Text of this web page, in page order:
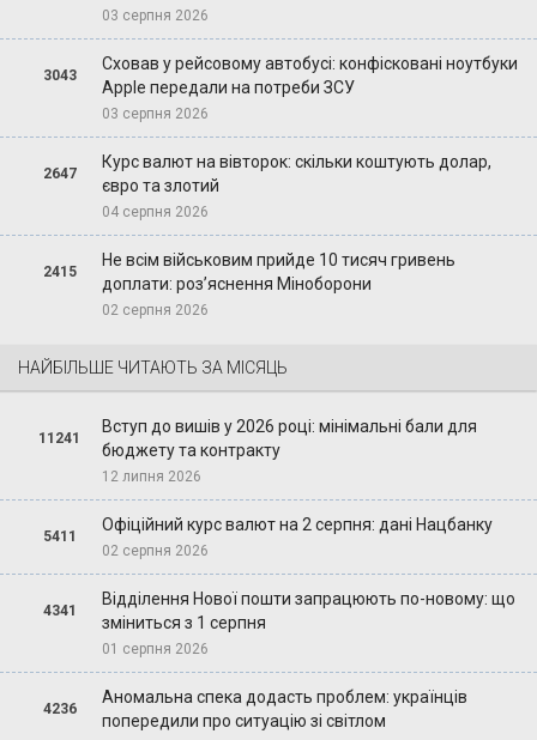
03 серпня 2026
3043
Сховав у рейсовому автобусі: конфісковані ноутбуки
Apple передали на потреби ЗСУ
03 серпня 2026
2647
Курс валют на вівторок: скільки коштують долар,
євро та злотий
04 серпня 2026
2415
Не всім військовим прийде 10 тисяч гривень
доплати: роз’яснення Міноборони
02 серпня 2026
НАЙБІЛЬШЕ ЧИТАЮТЬ ЗА МІСЯЦЬ
11241
Вступ до вишів у 2026 році: мінімальні бали для
бюджету та контракту
12 липня 2026
5411
Офіційний курс валют на 2 серпня: дані Нацбанку
02 серпня 2026
4341
Відділення Нової пошти запрацюють по-новому: що
зміниться з 1 серпня
01 серпня 2026
4236
Аномальна спека додасть проблем: українців
попередили про ситуацію зі світлом